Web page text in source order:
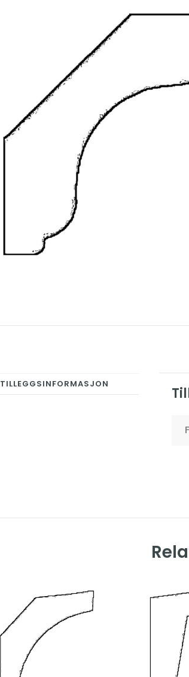
TILLEGGSINFORMASJON